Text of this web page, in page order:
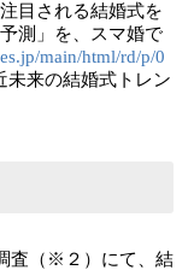
目される結婚式を
測」を、スマ婚で
main/html/rd/p/0
未来の結婚式トレン
査（※２）にて、結